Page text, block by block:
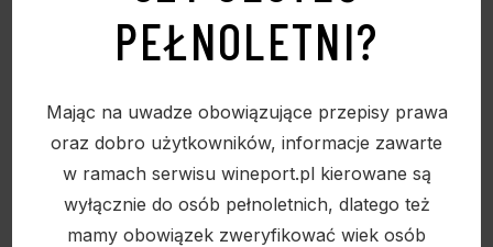
PEŁNOLETNI?
Mając na uwadze obowiązujące przepisy prawa
oraz dobro użytkowników, informacje zawarte
w ramach serwisu wineport.pl kierowane są
wyłącznie do osób pełnoletnich, dlatego też
mamy obowiązek zweryfikować wiek osób
39,50 zł
Sold